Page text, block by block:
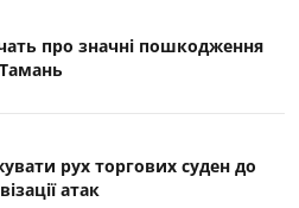
про значні пошкодження
рух торгових суден до
атак